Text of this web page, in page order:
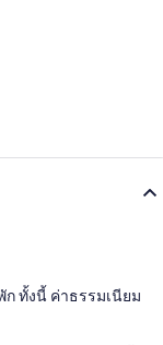
ทั้งนี้ ค่าธรรมเนียม